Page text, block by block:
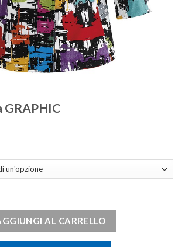
GRAPHIC
AL CARRELLO